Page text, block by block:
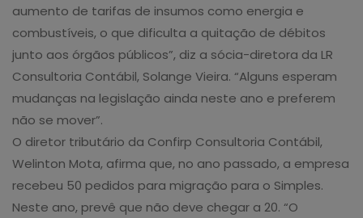
aumento de tarifas de insumos como energia e
combustíveis, o que dificulta a quitação de débitos
junto aos órgãos públicos”, diz a sócia-diretora da LR
Consultoria Contábil, Solange Vieira. “Alguns esperam
mudanças na legislação ainda neste ano e preferem
não se mover”.
O diretor tributário da Confirp Consultoria Contábil,
Welinton Mota, afirma que, no ano passado, a empresa
recebeu 50 pedidos para migração para o Simples.
Neste ano, prevê que não deve chegar a 20. “O